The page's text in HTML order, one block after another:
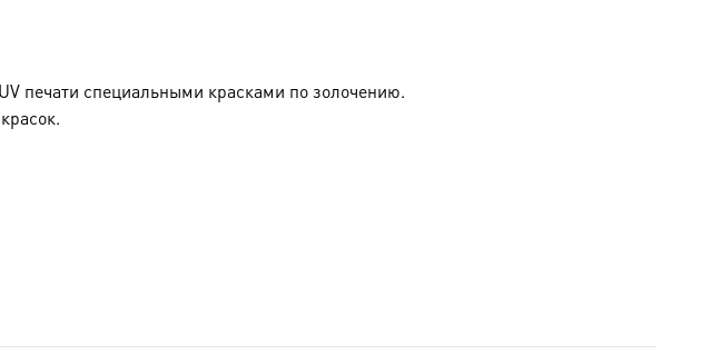
печати специальными красками по золочению.